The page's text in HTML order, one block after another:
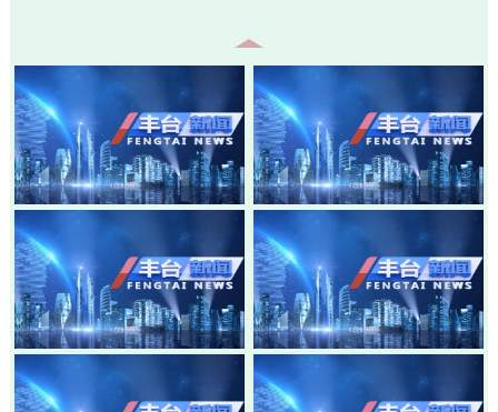
20260807-丰台新闻
20260805-丰台新闻